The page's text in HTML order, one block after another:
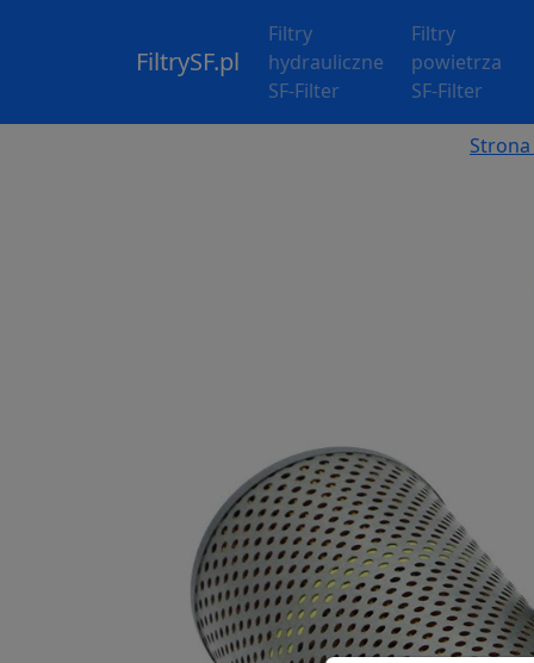
FiltrySF.pl
Filtry
hydrauliczne
SF-Filter
Filtry
powietrza
SF-Filter
Strona